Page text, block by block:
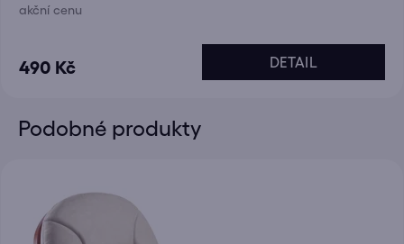
akční cenu
490 Kč DETAIL
Podobné produkty